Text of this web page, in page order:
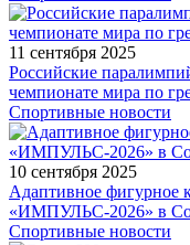
11 сентября 2025
Российские
чемпионате мира по
Спортивные новости
10 сентября 2025
Адаптивное фигурное
«ИМПУЛЬС-2026» в
Спортивные новости